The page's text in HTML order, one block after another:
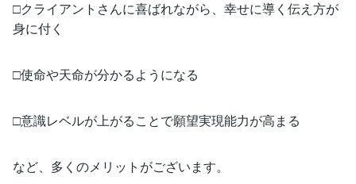
□クライアントさんに喜ばれながら、幸せに導く伝え方が
身に付く
□使命や天命が分かるようになる
□意識レベルが上がることで願望実現能力が高まる
など、多くのメリットがございます。